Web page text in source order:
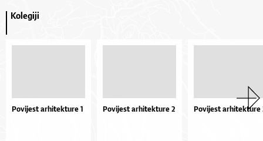
Kolegiji
Povijest arhitekture 1 Povijest arhitekture 2 Povijest arhitekture